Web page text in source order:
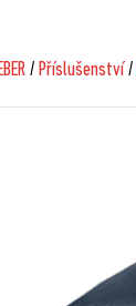
/ Příslušenství/